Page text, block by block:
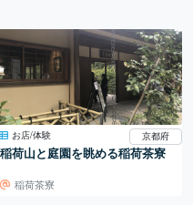
お店/体験 京都府
稲荷山と庭園を眺める稲荷茶寮
稲荷茶寮